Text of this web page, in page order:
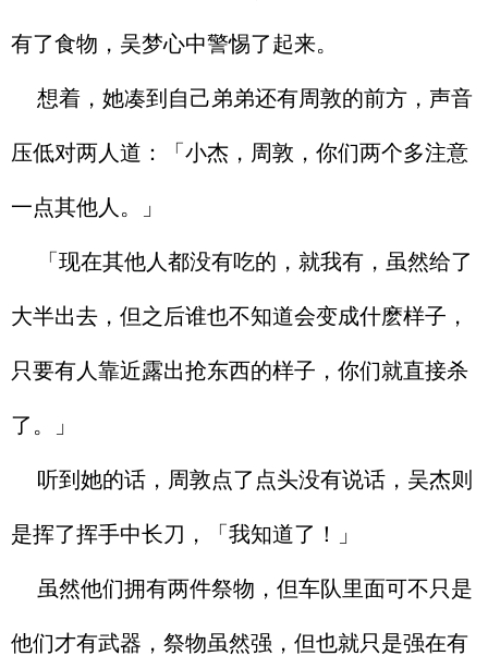
有了食物，吴梦心中警惕了起来。
想着，她凑到自己弟弟还有周敦的前方，声音
压低对两人道：「小杰，周敦，你们两个多注意
一点其他人。」
「现在其他人都没有吃的，就我有，虽然给了
大半出去，但之后谁也不知道会变成什麽样子，
只要有人靠近露出抢东西的样子，你们就直接杀
了。」
听到她的话，周敦点了点头没有说话，吴杰则
是挥了挥手中长刀，「我知道了！」
虽然他们拥有两件祭物，但车队里面可不只是
他们才有武器，祭物虽然强，但也就只是强在有